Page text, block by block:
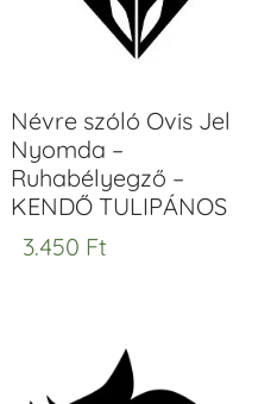
Névre szóló Ovis Jel
Nyomda –
Ruhabélyegző –
KENDŐ TULIPÁNOS
3.450 Ft